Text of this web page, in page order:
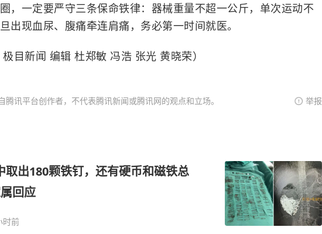
，一定要严守三条保命铁律：器械重量不超一公斤，单次运动不
出现血尿、腹痛牵连肩痛，务必第一时间就医。
极目新闻 编辑 杜郑敏 冯浩 张光 黄晓荣）
腾讯平台创作者，不代表腾讯新闻或腾讯网的观点和立场。 举报
取出180颗铁钉，还有硬币和磁铁总
回应
时前